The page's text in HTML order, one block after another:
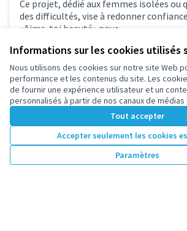
Informations sur les cookies utilisés
Nous utilisons des cookies sur notre site Web
performance et les contenus du site. Les
de fournir une expérience utilisateur et un
personnalisés à partir de nos canaux de médias
Tout accepter
Accepter seulement les cookies
Paramètres
Ce projet, dédié aux femmes isolées ou
des difficultés, vise à redonner
«Aime-toi beauté» pour...
6 540 €
Résultats par page :
3 … 7